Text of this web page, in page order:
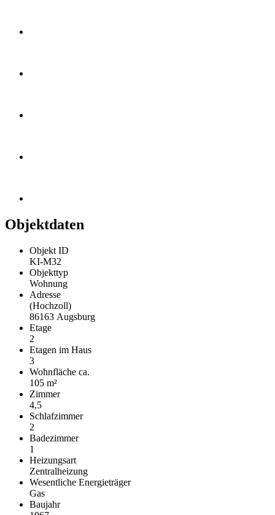
Objektdaten
Objekt ID
KI-M32
Objekttyp
Wohnung
Adresse
(Hochzoll)
86163 Augsburg
Etage
2
Etagen im Haus
3
Wohnfläche ca.
105 m²
Zimmer
4,5
Schlafzimmer
2
Badezimmer
1
Heizungsart
Zentralheizung
Wesentliche Energieträger
Gas
Baujahr